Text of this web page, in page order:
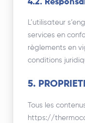
4.2.
L’utilisateur
services en
règlements en
conditions
5.
Tous les
https://